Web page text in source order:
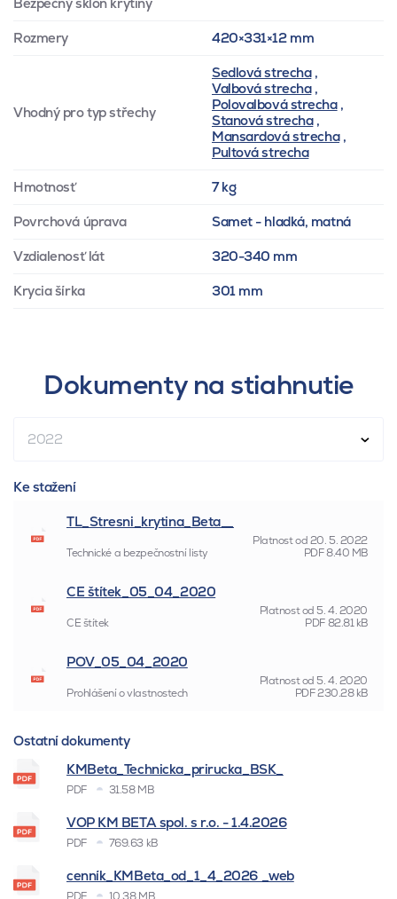
Rozmery 420×331×12 mm
Vhodný pro typ střechy
Sedlová strecha,
Valbová strecha,
Polovalbová strecha,
Stanová strecha,
Mansardová strecha,
Pultová strecha
Hmotnosť 7 kg
Povrchová úprava Samet - hladká, matná
Vzdialenosť lát 320-340 mm
Krycia šírka 301 mm
Dokumenty na stiahnutie
2022
Ke stažení
TL_Stresni_krytina_Beta__
Platnost od20. 5. 2022
Technické a bezpečnostní listy
PDF8.40 MB
CE štítek_05_04_2020
Platnost od 5. 4. 2020
CE štítek
PDF82.81 kB
POV_05_04_2020
Platnost od 5. 4. 2020
Prohlášení o vlastnostech
PDF230.28 kB
Ostatní dokumenty
KMBeta_Technicka_prirucka_BSK_
PDF 31.58 MB
VOP KM BETA spol. s r.o. - 1.4.2026
PDF 769.63 kB
cenník_KMBeta_od_1_4_2026 _web
PDF 10.38 MB